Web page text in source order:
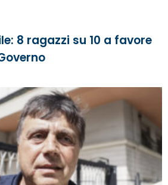
8 ragazzi su 10 a favore